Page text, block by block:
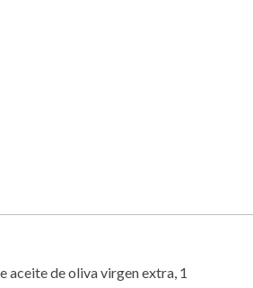
aceite de oliva virgen extra, 1